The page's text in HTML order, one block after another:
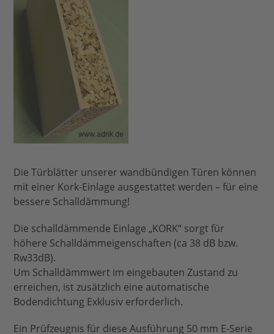
Die Türblätter unserer wandbündigen Türen können
mit einer Kork-Einlage ausgestattet werden – für eine
bessere Schalldämmung!
Die schalldämmende Einlage „KORK“ sorgt für
höhere Schalldämmeigenschaften (ca 38 dB bzw.
Rw33dB).
Um Schalldämmwert im eingebauten Zustand zu
erreichen, ist zusätzlich eine automatische
Bodendichtung Exklusiv erforderlich.
Ein Prüfzeugnis für diese Ausführung 50 mm E-Serie